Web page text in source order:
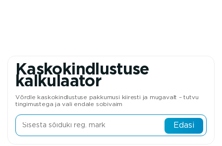
Kaskokindlustuse
kalkulaator
Võrdle kaskokindlustuse pakkumusi kiiresti ja mugavalt – tutvu
tingimustega ja vali endale sobivaim
Edasi